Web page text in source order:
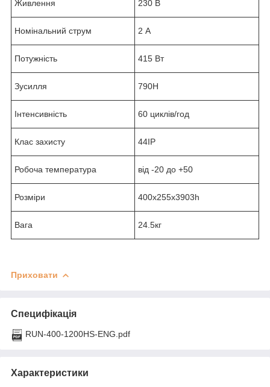
Живлення 230 В
Номінальний струм 2 А
Потужність 415 Вт
Зусилля 790Н
Інтенсивність 60 циклів/год
Клас захисту 44IP
Робоча температура від -20 до +50
Розміри 400х255х3903h
Вага 24.5кг
Приховати
Специфікація
RUN-400-1200HS-ENG.pdf
Характеристики